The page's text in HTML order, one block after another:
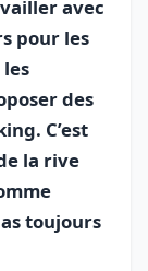
avec
pour les
des
C’est
la rive
toujours